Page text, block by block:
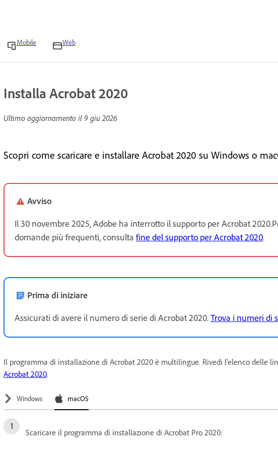
Mobile Web
Installa Acrobat 2020
Ultimo aggiornamento il 9 giu 2026
Scopri come scaricare e installare Acrobat 2020 su Windows o
Avviso
Il 30 novembre 2025, Adobe ha interrotto il supporto per Acrobat
domande più frequenti, consulta fine del supporto per Acrobat 2020.
Prima di iniziare
Assicurati di avere il numero di serie di Acrobat 2020.Trova i numeri di
Il programma di installazione di Acrobat 2020 è multilingue. Rivedi l'elenco delle
Acrobat 2020.
Windows macOS
Scaricare il programma di installazione di Acrobat Pro 2020: